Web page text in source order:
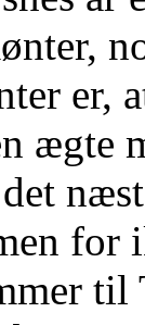
er,
ægte
for